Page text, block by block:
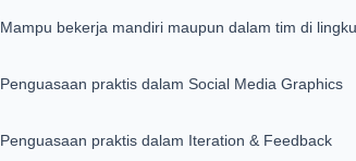
Mampu bekerja mandiri maupun dalam tim di
Penguasaan praktis dalam Social Media Graphics
Penguasaan praktis dalam Iteration & Feedback